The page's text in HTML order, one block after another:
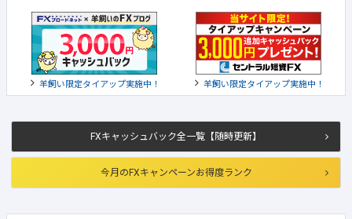
FXキャッシュバック全一覧【随時更新】
今月のFXキャンペーンお得度ランク
羊飼い限定タイアップ実施中！ 羊飼い限定タイアップ実施中！